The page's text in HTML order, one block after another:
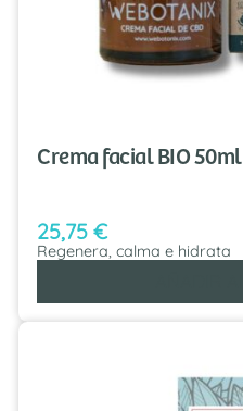
Crema facial BIO 50ml
25,75 €
Regenera, calma e hidrata